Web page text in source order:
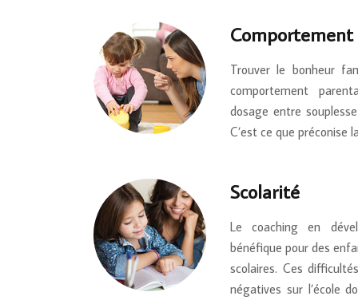
Comportement
Trouver le bonheur
comportement
dosage entre
C’est ce que préconise
Scolarité
Le coaching en
bénéfique pour des
scolaires. Ces
négatives sur l’école